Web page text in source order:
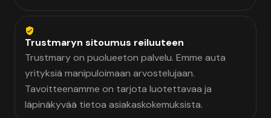
Trustmaryn sitoumus reiluuteen
Trustmary on puolueeton palvelu. Emme auta
yrityksiä manipuloimaan arvostelujaan.
Tavoitteenamme on tarjota luotettavaa ja
läpinäkyvää tietoa asiakaskokemuksista.